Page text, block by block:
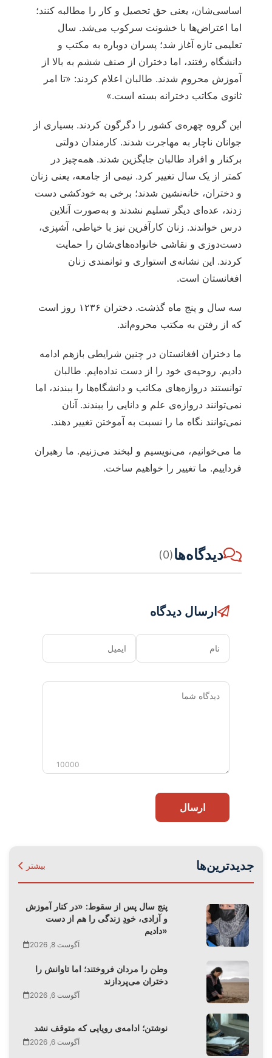
اساسی‌شان، یعنی حق تحصیل و کار را مطالبه کنند؛
اما اعتراض‌ها با خشونت سرکوب می‌شد. سال
تعلیمی تازه آغاز شد؛ پسران دوباره به مکتب و
دانشگاه رفتند، اما دختران از صنف ششم به بالا از
آموزش محروم شدند. طالبان اعلام کردند: «تا امر
ثانوی مکاتب دخترانه بسته است.»
این گروه چهره‌ی کشور را دگرگون کردند. بسیاری از
جوانان ناچار به مهاجرت شدند. کارمندان دولتی
برکنار و افراد طالبان جایگزین شدند. همه‌چیز در
کمتر از یک سال تغییر کرد. نیمی از جامعه، یعنی زنان
و دختران، خانه‌نشین شدند؛ برخی به خودکشی دست
زدند، عده‌ای دیگر تسلیم نشدند و به‌صورت آنلاین
درس خواندند. زنان کارآفرین نیز با خیاطی، آشپزی،
دست‌دوزی و نقاشی خانواده‌های‌شان را حمایت
کردند. این نشانه‌ی استواری و توانمندی زنان
افغانستان است.
سه سال و پنج ماه گذشت. دختران ۱۲۳۶ روز است
که از رفتن به مکتب محروم‌اند.
ما دختران افغانستان در چنین شرایطی بازهم ادامه
دادیم. روحیه‌ی خود را از دست نداده‌ایم. طالبان
توانستند دروازه‌های مکاتب و دانشگاه‌ها را ببندند، اما
نمی‌توانند دروازه‌ی علم و دانایی را ببندند. آنان
نمی‌توانند نگاه ما را نسبت به آموختن تغییر دهند.
ما می‌خوانیم، می‌نویسیم و لبخند می‌زنیم. ما رهبران
فرداییم. ما تغییر را خواهیم ساخت.
دیدگاه‌ها(0)
ارسال دیدگاه
نام ایمیل
دیدگاه
10000
ارسال
جدیدترین‌ها بیشتر
پنج سال پس از سقوط: «در کنار آموزش
و آزادی، خودِ زندگی را هم از دست
دادیم»
آگوست 8, 2026
وطن را مردان فروختند؛ اما تاوانش را
دختران می‌پردازند
آگوست 6, 2026
نوشتن؛ ادامه‌ی رویایی که متوقف نشد
آگوست 6, 2026